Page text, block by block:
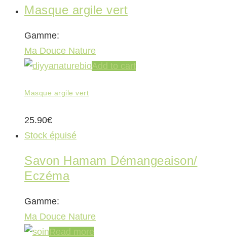
Masque argile vert
Gamme:
Ma Douce Nature
Add to cart
Masque argile vert
25.90€
Stock épuisé
Savon Hamam Démangeaison/
Eczéma
Gamme:
Ma Douce Nature
Read more